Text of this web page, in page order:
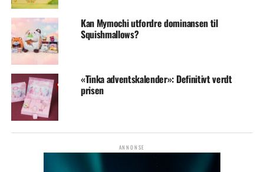
Kan Mymochi utfordre dominansen til
Squishmallows?
«Tinka adventskalender»: Definitivt verdt
prisen
ANNONSE